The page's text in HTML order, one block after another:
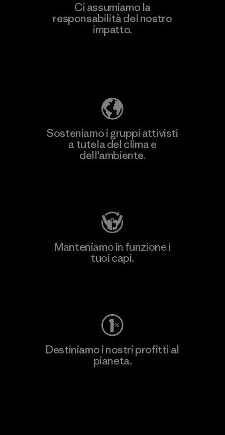
Scopri di più
Ci assumiamo la
responsabilità del nostro
impatto.
Sosteniamo i gruppi attivisti
a tutela del clima e
dell'ambiente.
Manteniamo in funzione i
tuoi capi.
Destiniamo i nostri profitti al
pianeta.